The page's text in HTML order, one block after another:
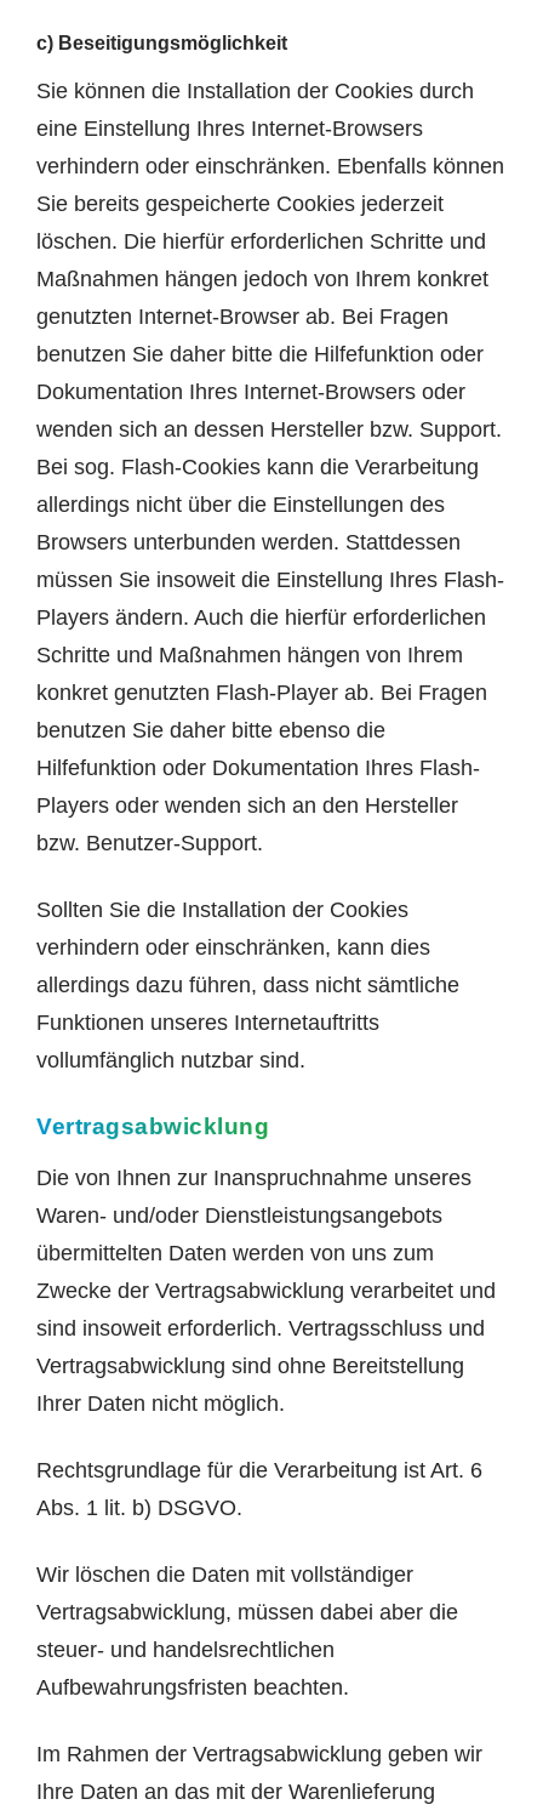
c) Beseitigungsmöglichkeit
Sie können die Installation der Cookies durch
eine Einstellung Ihres Internet-Browsers
verhindern oder einschränken. Ebenfalls können
Sie bereits gespeicherte Cookies jederzeit
löschen. Die hierfür erforderlichen Schritte und
Maßnahmen hängen jedoch von Ihrem konkret
genutzten Internet-Browser ab. Bei Fragen
benutzen Sie daher bitte die Hilfefunktion oder
Dokumentation Ihres Internet-Browsers oder
wenden sich an dessen Hersteller bzw. Support.
Bei sog. Flash-Cookies kann die Verarbeitung
allerdings nicht über die Einstellungen des
Browsers unterbunden werden. Stattdessen
müssen Sie insoweit die Einstellung Ihres Flash-
Players ändern. Auch die hierfür erforderlichen
Schritte und Maßnahmen hängen von Ihrem
konkret genutzten Flash-Player ab. Bei Fragen
benutzen Sie daher bitte ebenso die
Hilfefunktion oder Dokumentation Ihres Flash-
Players oder wenden sich an den Hersteller
bzw. Benutzer-Support.
Sollten Sie die Installation der Cookies
verhindern oder einschränken, kann dies
allerdings dazu führen, dass nicht sämtliche
Funktionen unseres Internetauftritts
vollumfänglich nutzbar sind.
Vertragsabwicklung
Die von Ihnen zur Inanspruchnahme unseres
Waren- und/oder Dienstleistungsangebots
übermittelten Daten werden von uns zum
Zwecke der Vertragsabwicklung verarbeitet und
sind insoweit erforderlich. Vertragsschluss und
Vertragsabwicklung sind ohne Bereitstellung
Ihrer Daten nicht möglich.
Rechtsgrundlage für die Verarbeitung ist Art. 6
Abs. 1 lit. b) DSGVO.
Wir löschen die Daten mit vollständiger
Vertragsabwicklung, müssen dabei aber die
steuer- und handelsrechtlichen
Aufbewahrungsfristen beachten.
Im Rahmen der Vertragsabwicklung geben wir
Ihre Daten an das mit der Warenlieferung